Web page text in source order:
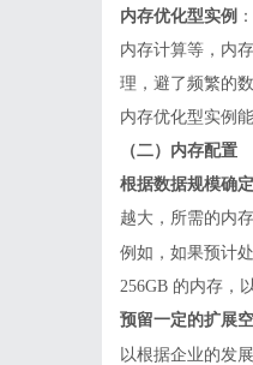
内存优化型实例
内存计算等，内
理，避了频繁的
内存优化型实例
（二）内存配置
根据数据规模确
越大，所需的内
例如，如果预计
256GB 的内存，
预留一定的扩展
以根据企业的发